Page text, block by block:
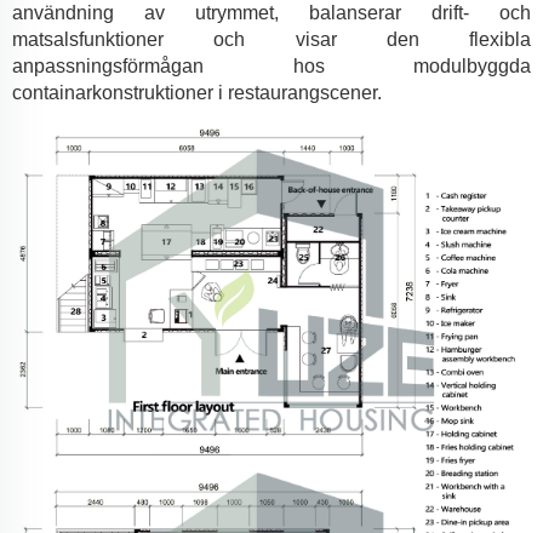
användning av utrymmet, balanserar drift- och
matsalsfunktioner och visar den flexibla
anpassningsförmågan hos modulbyggda
containarkonstruktioner i restaurangscener.